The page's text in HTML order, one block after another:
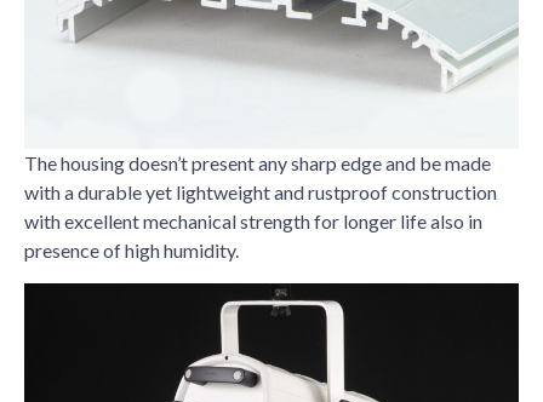
The housing doesn’t present any sharp edge and be made
with a durable yet lightweight and rustproof construction
with excellent mechanical strength for longer life also in
presence of high humidity.